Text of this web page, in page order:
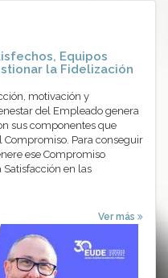
Equipos
la Fidelización
motivación y
del Empleado genera
sus componentes que
Para conseguir
ese Compromiso
en las
Ver más